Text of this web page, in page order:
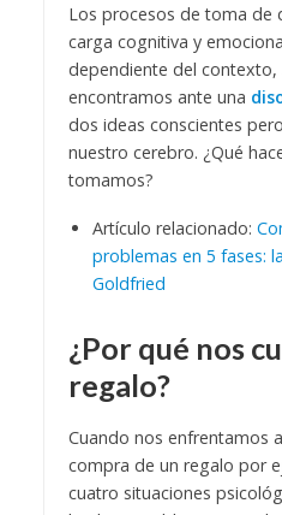
Los procesos de toma de
carga cognitiva y
dependiente del
encontramos ante una
dos ideas conscientes
nuestro cerebro. ¿Qué
tomamos?
Artículo relacionado:
problemas en 5 fases:
Goldfried
¿Por qué nos
regalo?
Cuando nos enfrentamos
compra de un regalo por
cuatro situaciones